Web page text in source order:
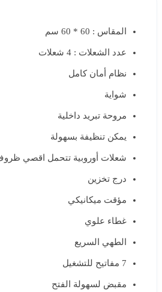
المقاس : 60 * 60 سم
عدد الشعلات : 4 شعلات
نظام أمان كامل
شواية
مروحة تبريد داخلية
يمكن تنظيفة بسهولة
شعلات أوروبية تتحمل اقصي
درج تخزين
مؤقت ميكانيكي
غطاء علوي
الطهي السريع
7 مفاتيح للتشغيل
مقبض لسهولة الفتح